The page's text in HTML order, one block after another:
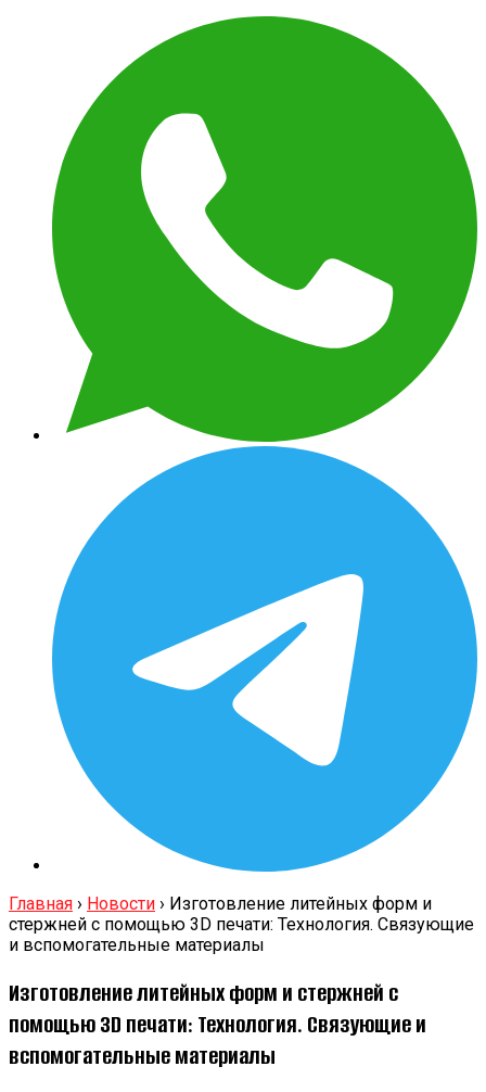
Главная › Новости › Изготовление литейных форм и
стержней с помощью 3D печати: Технология. Связующие
и вспомогательные материалы
Изготовление литейных форм и стержней с
помощью 3D печати: Технология. Связующие и
вспомогательные материалы